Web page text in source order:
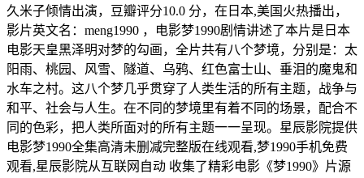
久米子倾情出演，豆瓣评分10.0 分，在日本,美国火热播出，
影片英文名：meng1990 ，电影梦1990剧情讲述了本片是日本
电影天皇黑泽明对梦的勾画，全片共有八个梦境，分别是：太
阳雨、桃园、风雪、隧道、乌鸦、红色富士山、垂泪的魔鬼和
水车之村。这八个梦几乎贯穿了人类生活的所有主题，战争与
和平、社会与人生。在不同的梦境里有着不同的场景，配合不
同的色彩，把人类所面对的所有主题一一呈现。星辰影院提供
电影梦1990全集高清未删减完整版在线观看,梦1990手机免费
观看,星辰影院从互联网自动 收集了精彩电影《梦1990》片源